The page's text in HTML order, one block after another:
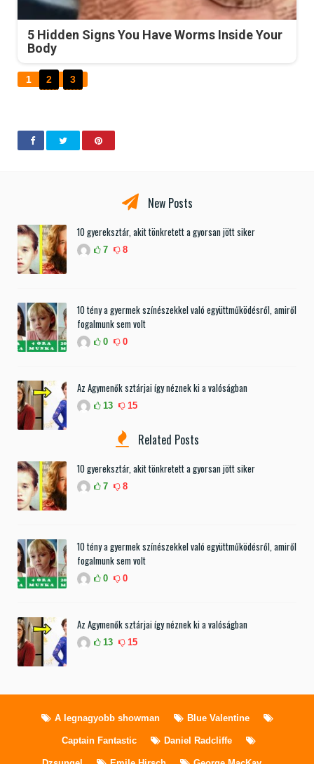
5 Hidden Signs You Have Worms Inside Your
Body
1 2 3
New Posts
10 gyereksztár, akit tönkretett a gyorsan jött siker
7 8
10 tény a gyermek színészekkel való együttműködésről, amiről
fogalmunk sem volt
0 0
Az Agymenők sztárjai így néznek ki a valóságban
13 15
Related Posts
10 gyereksztár, akit tönkretett a gyorsan jött siker
7 8
10 tény a gyermek színészekkel való együttműködésről, amiről
fogalmunk sem volt
0 0
Az Agymenők sztárjai így néznek ki a valóságban
13 15
A legnagyobb showman Blue Valentine
Captain Fantastic Daniel Radcliffe